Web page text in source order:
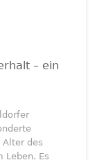
– ein
des
Leben. Es